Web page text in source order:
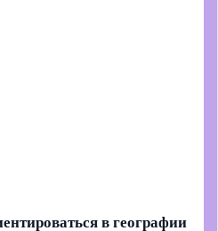
в географии